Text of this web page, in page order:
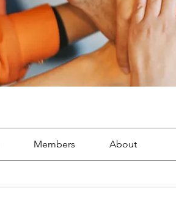
Members About